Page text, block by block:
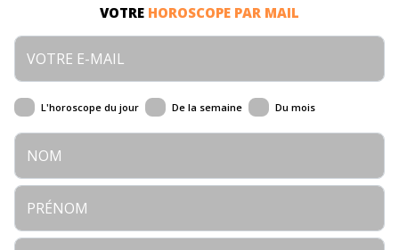
VOTRE HOROSCOPE PAR MAIL
L'horoscope du jour De la semaine Du mois